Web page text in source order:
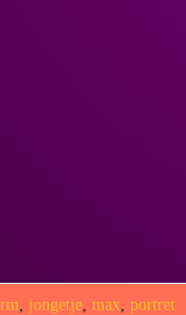
jongetje max portret